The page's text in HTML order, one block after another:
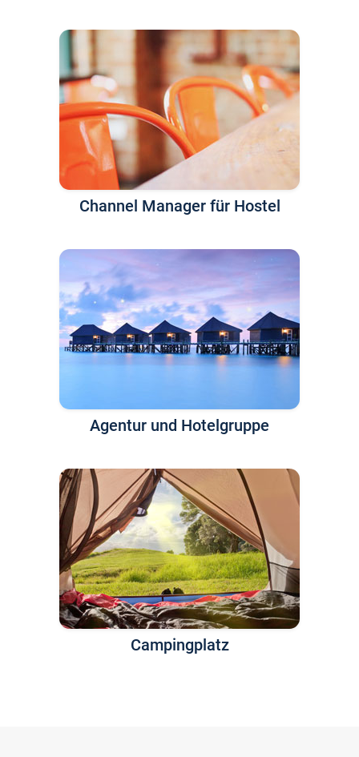
Channel Manager für Hostel
Agentur und Hotelgruppe
Campingplatz